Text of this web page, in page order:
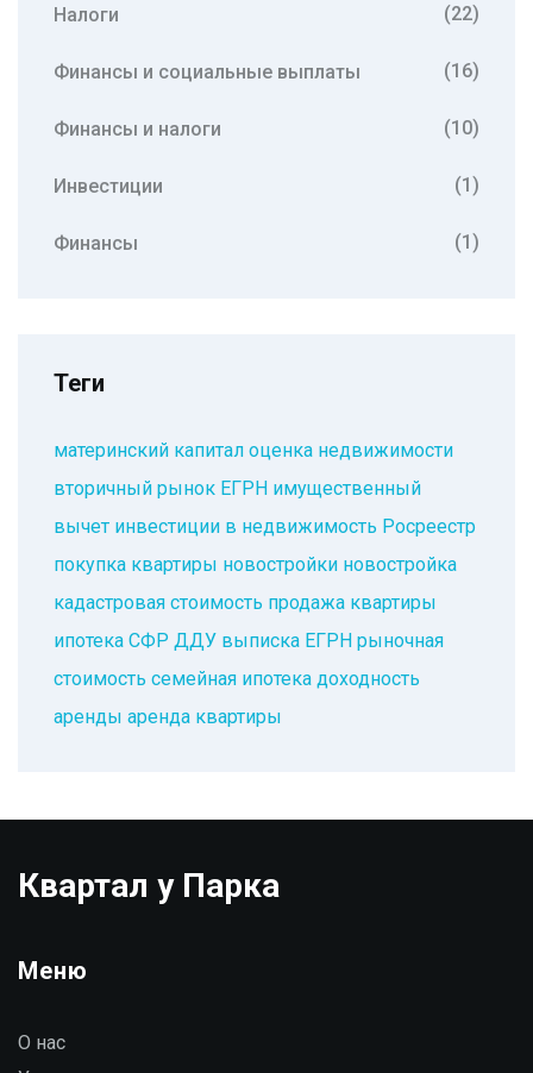
Налоги (22)
Финансы и социальные выплаты (16)
Финансы и налоги (10)
Инвестиции (1)
Финансы (1)
Теги
материнский капитал оценка недвижимости
вторичный рынок ЕГРН имущественный
вычет инвестиции в недвижимость Росреестр
покупка квартиры новостройки новостройка
кадастровая стоимость продажа квартиры
ипотека СФР ДДУ выписка ЕГРН рыночная
стоимость семейная ипотека доходность
аренды аренда квартиры
Квартал у Парка
Меню
О нас